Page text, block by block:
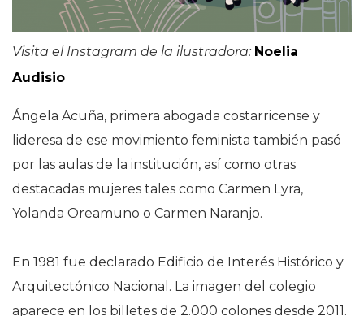
Visita el Instagram de la ilustradora: Noelia
Audisio
Ángela Acuña, primera abogada costarricense y
lideresa de ese movimiento feminista también pasó
por las aulas de la institución, así como otras
destacadas mujeres tales como Carmen Lyra,
Yolanda Oreamuno o Carmen Naranjo.
En 1981 fue declarado Edificio de Interés Histórico y
Arquitectónico Nacional. La imagen del colegio
aparece en los billetes de 2.000 colones desde 2011.